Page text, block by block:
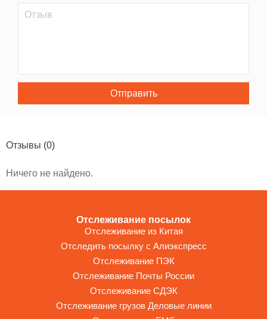
Отправить
Отзывы (0)
Ничего не найдено.
Отслеживание посылок
Отслеживание из Китая
Отследить посылку с Алиэкспресс
Отслеживание ПЭК
Отслеживание Почты России
Отслеживание СДЭК
Отслеживание грузов Деловые линии